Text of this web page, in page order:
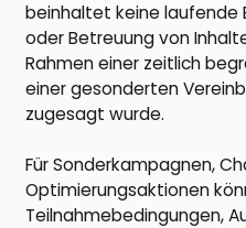
beinhaltet keine laufende
oder Betreuung von
Rahmen einer zeitlich
einer gesonderten
zugesagt wurde.
Für Sonderkampagnen,
Optimierungsaktionen
Teilnahmebedingungen,